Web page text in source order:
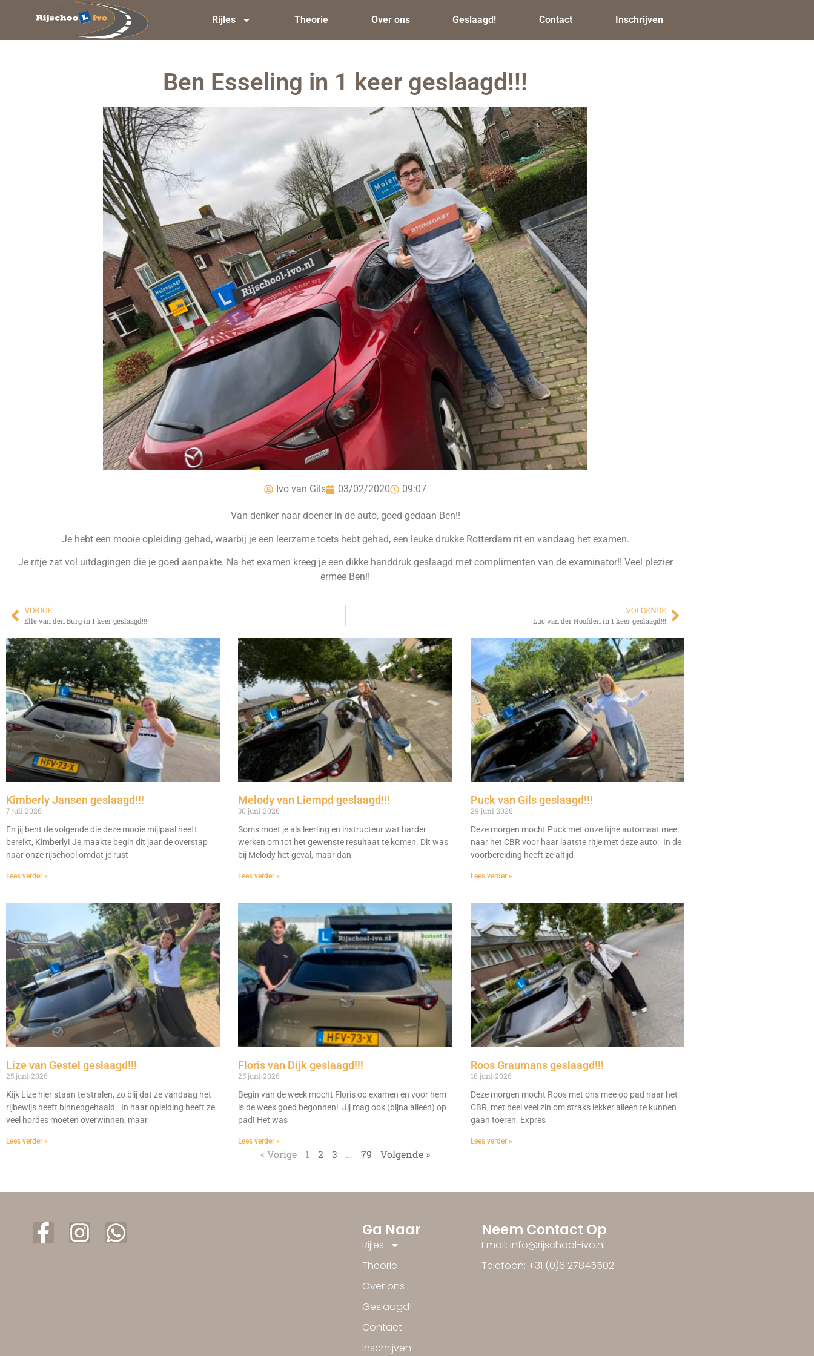
Rijles Theorie Over ons Geslaagd! Contact Inschrijven
Ben Esseling in 1 keer geslaagd!!!
Ivo van Gils 03/02/2020 09:07
Van denker naar doener in de auto, goed gedaan Ben!!
Je hebt een mooie opleiding gehad, waarbij je een leerzame toets hebt gehad, een leuke drukke Rotterdam rit en vandaag het examen.
Je ritje zat vol uitdagingen die je goed aanpakte. Na het examen kreeg je een dikke handdruk geslaagd met complimenten van de examinator!! Veel plezier
ermee Ben!!
VORIGE
Elle van den Burg in 1 keer geslaagd!!!
VOLGENDE
Luc van der Hoofden in 1 keer geslaagd!!!
Kimberly Jansen geslaagd!!!
7 juli 2026
En jij bent de volgende die deze mooie mijlpaal heeft
bereikt, Kimberly! Je maakte begin dit jaar de overstap
naar onze rijschool omdat je rust
Lees verder »
Melody van Liempd geslaagd!!!
30 juni 2026
Soms moet je als leerling en instructeur wat harder
werken om tot het gewenste resultaat te komen. Dit was
bij Melody het geval, maar dan
Lees verder »
Puck van Gils geslaagd!!!
29 juni 2026
Deze morgen mocht Puck met onze fijne automaat mee
naar het CBR voor haar laatste ritje met deze auto. In de
voorbereiding heeft ze altijd
Lees verder »
Lize van Gestel geslaagd!!!
25 juni 2026
Kijk Lize hier staan te stralen, zo blij dat ze vandaag het
rijbewijs heeft binnengehaald. In haar opleiding heeft ze
veel hordes moeten overwinnen, maar
Lees verder »
Floris van Dijk geslaagd!!!
25 juni 2026
Begin van de week mocht Floris op examen en voor hem
is de week goed begonnen! Jij mag ook (bijna alleen) op
pad! Het was
Lees verder »
Roos Graumans geslaagd!!!
16 juni 2026
Deze morgen mocht Roos met ons mee op pad naar het
CBR, met heel veel zin om straks lekker alleen te kunnen
gaan toeren. Expres
Lees verder »
« Vorige 1 2 3 … 79 Volgende »
Ga Naar
Rijles
Theorie
Over ons
Geslaagd!
Contact
Inschrijven
Neem Contact Op
Email: info@rijschool-ivo.nl
Telefoon: +31 (0)6 27845502